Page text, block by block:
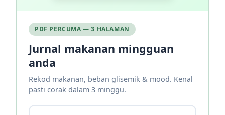
PDF PERCUMA — 3 HALAMAN
Jurnal makanan mingguan
anda
Rekod makanan, beban glisemik & mood. Kenal
pasti corak dalam 3 minggu.